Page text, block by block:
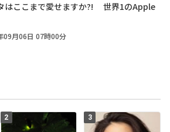
はここまで愛せますか?! 世界1のApple
09月06日 07時00分
2 3